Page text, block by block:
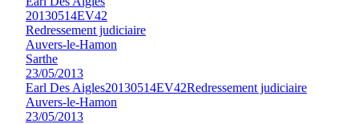
20130514EV42
Redressement judiciaire
Auvers-le-Hamon
Sarthe
23/05/2013
Earl Des Aigles20130514EV42Redressement judiciaire
Auvers-le-Hamon
23/05/2013